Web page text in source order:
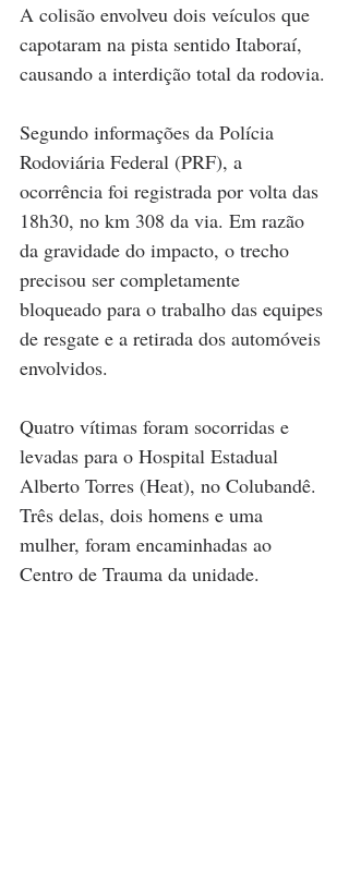
A colisão envolveu dois veículos que
capotaram na pista sentido Itaboraí,
causando a interdição total da rodovia.
Segundo informações da Polícia
Rodoviária Federal (PRF), a
ocorrência foi registrada por volta das
18h30, no km 308 da via. Em razão
da gravidade do impacto, o trecho
precisou ser completamente
bloqueado para o trabalho das equipes
de resgate e a retirada dos automóveis
envolvidos.
Quatro vítimas foram socorridas e
levadas para o Hospital Estadual
Alberto Torres (Heat), no Colubandê.
Três delas, dois homens e uma
mulher, foram encaminhadas ao
Centro de Trauma da unidade.